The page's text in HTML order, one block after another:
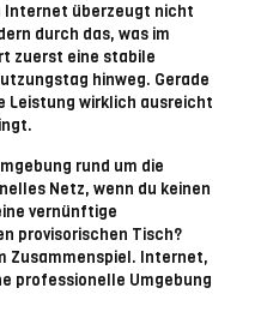
Internet überzeugt nicht
durch das, was im
zuerst eine stabile
hinweg. Gerade
Leistung wirklich ausreicht
rund um die
Netz, wenn du keinen
vernünftige
provisorischen Tisch?
Zusammenspiel. Internet,
professionelle Umgebung